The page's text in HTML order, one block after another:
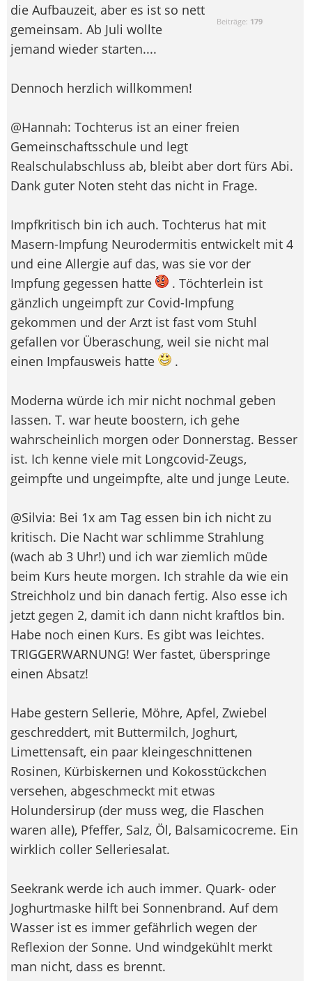
Beiträge: 179
die Aufbauzeit, aber es ist so nett
gemeinsam. Ab Juli wollte
jemand wieder starten....
Dennoch herzlich willkommen!
@Hannah: Tochterus ist an einer freien
Gemeinschaftsschule und legt
Realschulabschluss ab, bleibt aber dort fürs Abi.
Dank guter Noten steht das nicht in Frage.
Impfkritisch bin ich auch. Tochterus hat mit
Masern-Impfung Neurodermitis entwickelt mit 4
und eine Allergie auf das, was sie vor der
Impfung gegessen hatte
. Töchterlein ist
gänzlich ungeimpft zur Covid-Impfung
gekommen und der Arzt ist fast vom Stuhl
gefallen vor Überaschung, weil sie nicht mal
einen Impfausweis hatte
.
Moderna würde ich mir nicht nochmal geben
lassen. T. war heute boostern, ich gehe
wahrscheinlich morgen oder Donnerstag. Besser
ist. Ich kenne viele mit Longcovid-Zeugs,
geimpfte und ungeimpfte, alte und junge Leute.
@Silvia: Bei 1x am Tag essen bin ich nicht zu
kritisch. Die Nacht war schlimme Strahlung
(wach ab 3 Uhr!) und ich war ziemlich müde
beim Kurs heute morgen. Ich strahle da wie ein
Streichholz und bin danach fertig. Also esse ich
jetzt gegen 2, damit ich dann nicht kraftlos bin.
Habe noch einen Kurs. Es gibt was leichtes.
TRIGGERWARNUNG! Wer fastet, überspringe
einen Absatz!
Habe gestern Sellerie, Möhre, Apfel, Zwiebel
geschreddert, mit Buttermilch, Joghurt,
Limettensaft, ein paar kleingeschnittenen
Rosinen, Kürbiskernen und Kokosstückchen
versehen, abgeschmeckt mit etwas
Holundersirup (der muss weg, die Flaschen
waren alle), Pfeffer, Salz, Öl, Balsamicocreme. Ein
wirklich coller Selleriesalat.
Seekrank werde ich auch immer. Quark- oder
Joghurtmaske hilft bei Sonnenbrand. Auf dem
Wasser ist es immer gefährlich wegen der
Reflexion der Sonne. Und windgekühlt merkt
man nicht, dass es brennt.